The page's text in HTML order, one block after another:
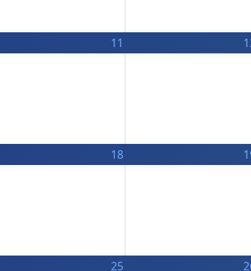
11
18
25